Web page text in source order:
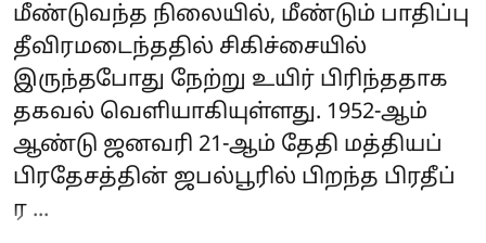
மீண்டுவந்த நிலையில், மீண்டும் பாதிப்பு
தீவிரமடைந்ததில் சிகிச்சையில்
இருந்தபோது நேற்று உயிர் பிரிந்ததாக
தகவல் வெளியாகியுள்ளது. 1952-ஆம்
ஆண்டு ஜனவரி 21-ஆம் தேதி மத்தியப்
பிரதேசத்தின் ஜபல்பூரில் பிறந்த பிரதீப்
ர ...